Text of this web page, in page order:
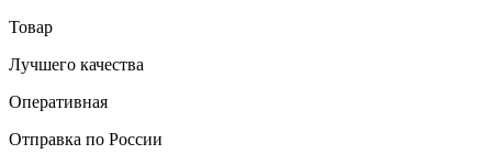
Товар
Лучшего качества
Оперативная
Отправка по России